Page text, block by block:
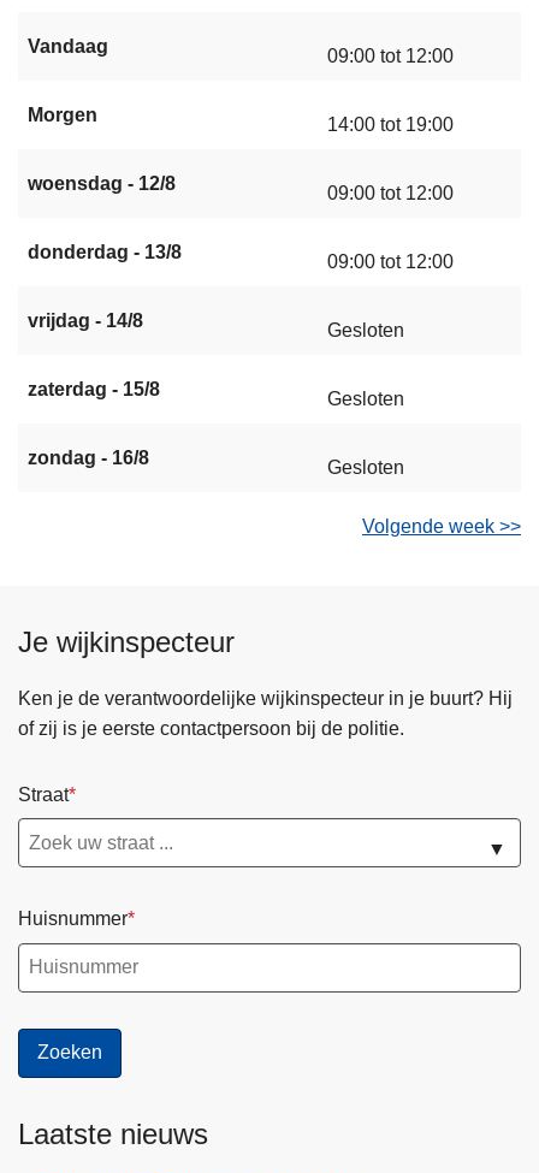
Vandaag 09:00 tot 12:00
Morgen 14:00 tot 19:00
woensdag - 12/8 09:00 tot 12:00
donderdag - 13/8 09:00 tot 12:00
vrijdag - 14/8 Gesloten
zaterdag - 15/8 Gesloten
zondag - 16/8 Gesloten
Volgende week >>
Je wijkinspecteur
Ken je de verantwoordelijke wijkinspecteur in je buurt? Hij
of zij is je eerste contactpersoon bij de politie.
Straat
▼
Huisnummer
Laatste nieuws